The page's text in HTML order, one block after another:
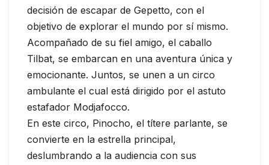
decisión de escapar de Gepetto, con el
objetivo de explorar el mundo por sí mismo.
Acompañado de su fiel amigo, el caballo
Tilbat, se embarcan en una aventura única y
emocionante. Juntos, se unen a un circo
ambulante el cual está dirigido por el astuto
estafador Modjafocco.
En este circo, Pinocho, el títere parlante, se
convierte en la estrella principal,
deslumbrando a la audiencia con sus